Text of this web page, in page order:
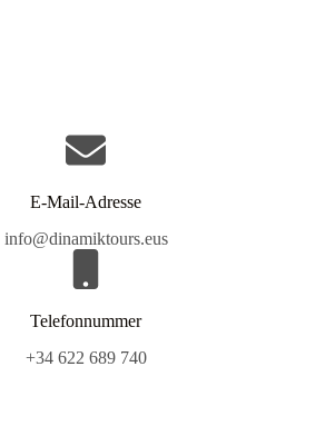
E-Mail-Adresse
info@dinamiktours.eus
Telefonnummer
+34 622 689 740